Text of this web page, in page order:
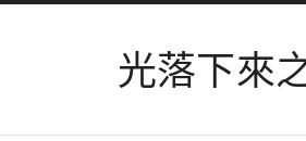
光落下來